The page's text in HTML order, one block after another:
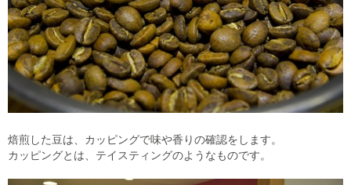
焙煎した豆は、カッピングで味や香りの確認をします。
カッピングとは、テイスティングのようなものです。